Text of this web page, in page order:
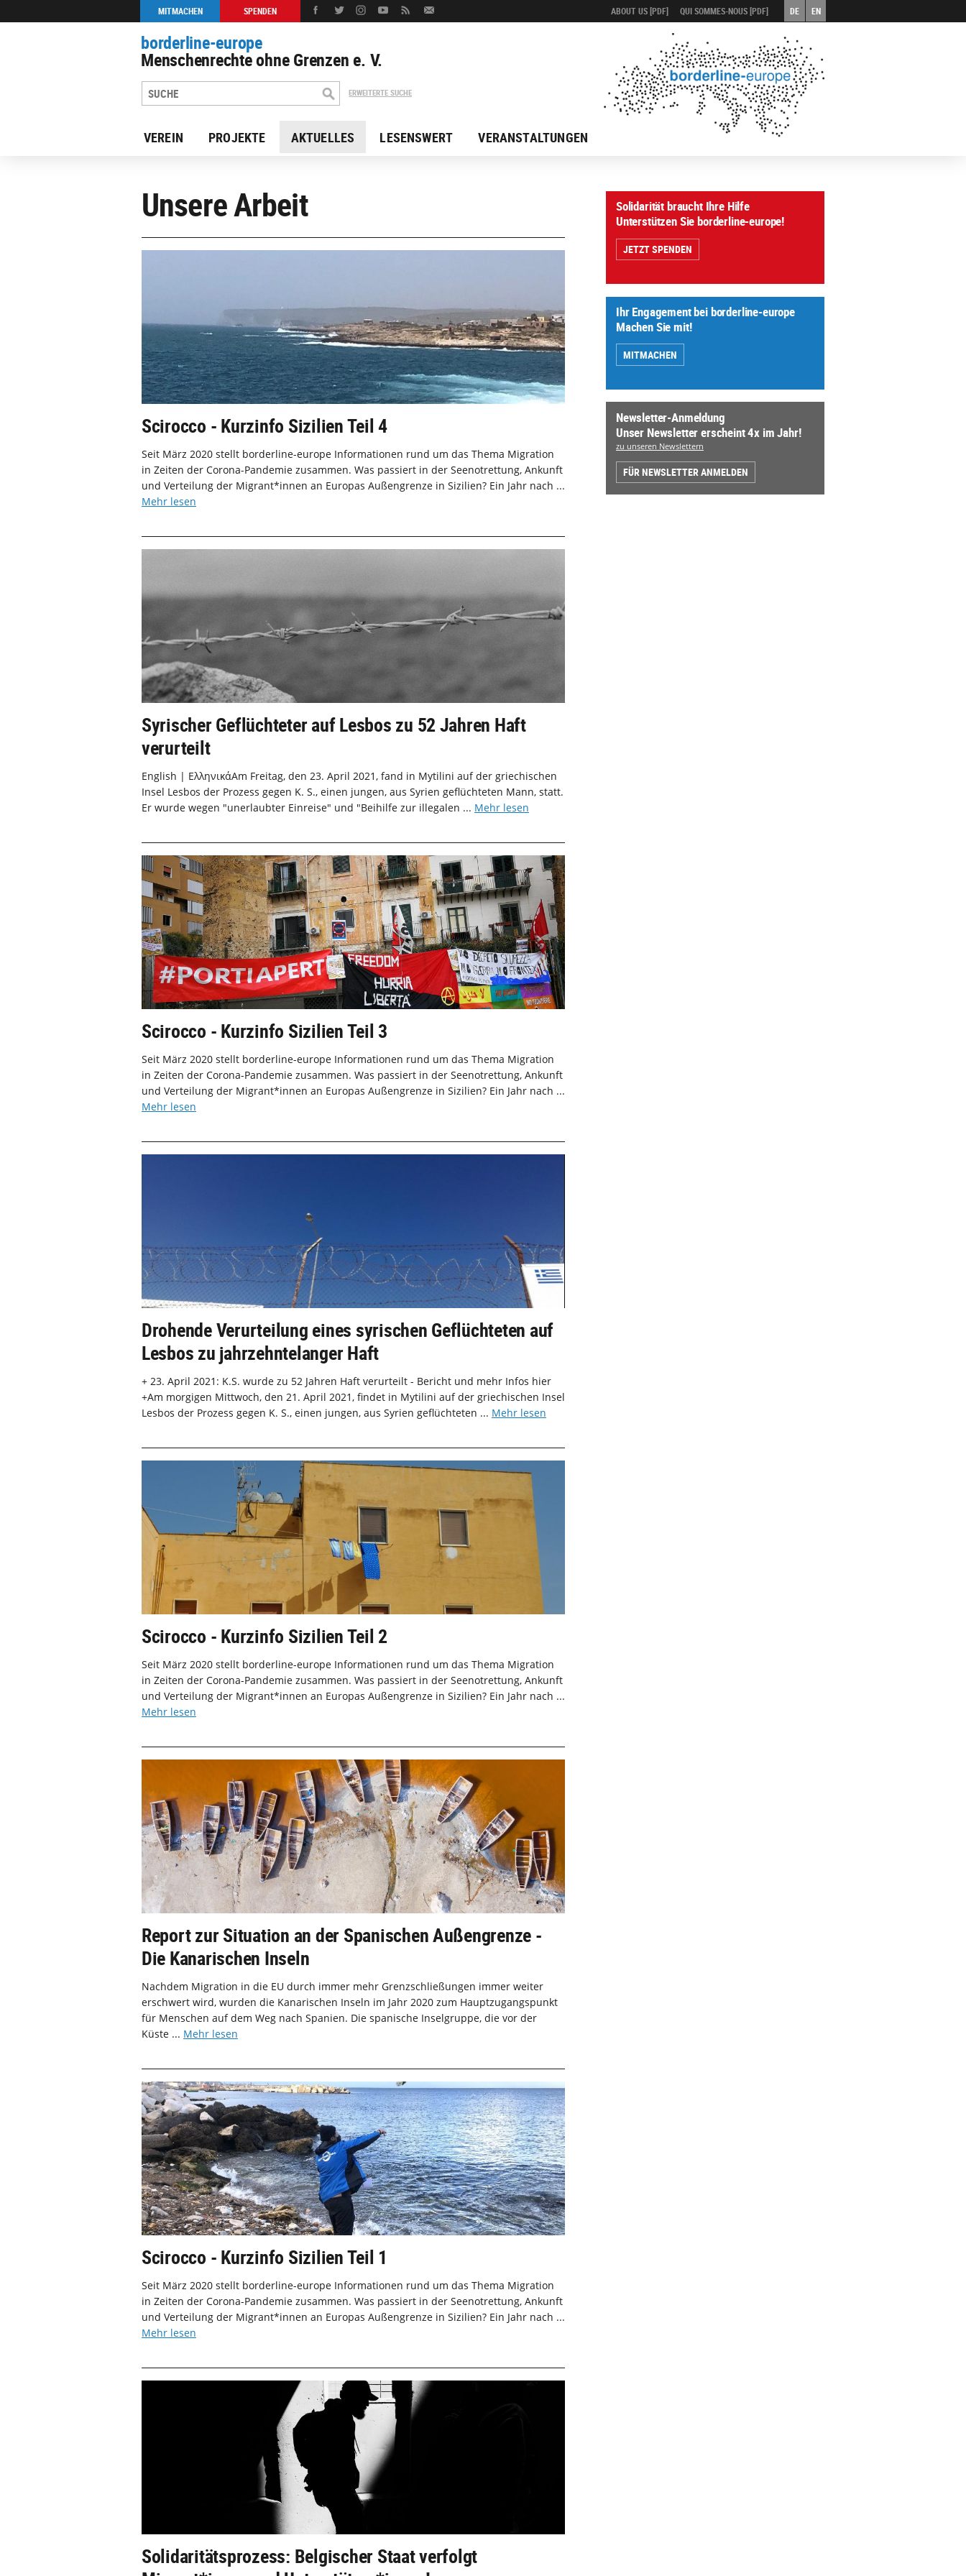
MITMACHEN SPENDEN ABOUT US [PDF] QUI SOMMES-NOUS [PDF] DE EN
borderline-europe
Menschenrechte ohne Grenzen e. V.
ERWEITERTE SUCHE
VEREIN PROJEKTE AKTUELLES LESENSWERT VERANSTALTUNGEN
Unsere Arbeit
Scirocco - Kurzinfo Sizilien Teil 4
Seit März 2020 stellt borderline-europe Informationen rund um das Thema Migration
in Zeiten der Corona-Pandemie zusammen. Was passiert in der Seenotrettung, Ankunft
und Verteilung der Migrant*innen an Europas Außengrenze in Sizilien? Ein Jahr nach ...
Mehr lesen
Syrischer Geflüchteter auf Lesbos zu 52 Jahren Haft
verurteilt
English | ΕλληνικάAm Freitag, den 23. April 2021, fand in Mytilini auf der griechischen
Insel Lesbos der Prozess gegen K. S., einen jungen, aus Syrien geflüchteten Mann, statt.
Er wurde wegen "unerlaubter Einreise" und "Beihilfe zur illegalen ... Mehr lesen
Scirocco - Kurzinfo Sizilien Teil 3
Seit März 2020 stellt borderline-europe Informationen rund um das Thema Migration
in Zeiten der Corona-Pandemie zusammen. Was passiert in der Seenotrettung, Ankunft
und Verteilung der Migrant*innen an Europas Außengrenze in Sizilien? Ein Jahr nach ...
Mehr lesen
Drohende Verurteilung eines syrischen Geflüchteten auf
Lesbos zu jahrzehntelanger Haft
+ 23. April 2021: K.S. wurde zu 52 Jahren Haft verurteilt - Bericht und mehr Infos hier
+Am morgigen Mittwoch, den 21. April 2021, findet in Mytilini auf der griechischen Insel
Lesbos der Prozess gegen K. S., einen jungen, aus Syrien geflüchteten ... Mehr lesen
Scirocco - Kurzinfo Sizilien Teil 2
Seit März 2020 stellt borderline-europe Informationen rund um das Thema Migration
in Zeiten der Corona-Pandemie zusammen. Was passiert in der Seenotrettung, Ankunft
und Verteilung der Migrant*innen an Europas Außengrenze in Sizilien? Ein Jahr nach ...
Mehr lesen
Report zur Situation an der Spanischen Außengrenze -
Die Kanarischen Inseln
Nachdem Migration in die EU durch immer mehr Grenzschließungen immer weiter
erschwert wird, wurden die Kanarischen Inseln im Jahr 2020 zum Hauptzugangspunkt
für Menschen auf dem Weg nach Spanien. Die spanische Inselgruppe, die vor der
Küste ... Mehr lesen
Scirocco - Kurzinfo Sizilien Teil 1
Seit März 2020 stellt borderline-europe Informationen rund um das Thema Migration
in Zeiten der Corona-Pandemie zusammen. Was passiert in der Seenotrettung, Ankunft
und Verteilung der Migrant*innen an Europas Außengrenze in Sizilien? Ein Jahr nach ...
Mehr lesen
Solidaritätsprozess: Belgischer Staat verfolgt
Solidarität braucht Ihre Hilfe
Unterstützen Sie borderline-europe!
JETZT SPENDEN
Ihr Engagement bei borderline-europe
Machen Sie mit!
MITMACHEN
Newsletter-Anmeldung
Unser Newsletter erscheint 4x im Jahr!
zu unseren Newslettern
FÜR NEWSLETTER ANMELDEN